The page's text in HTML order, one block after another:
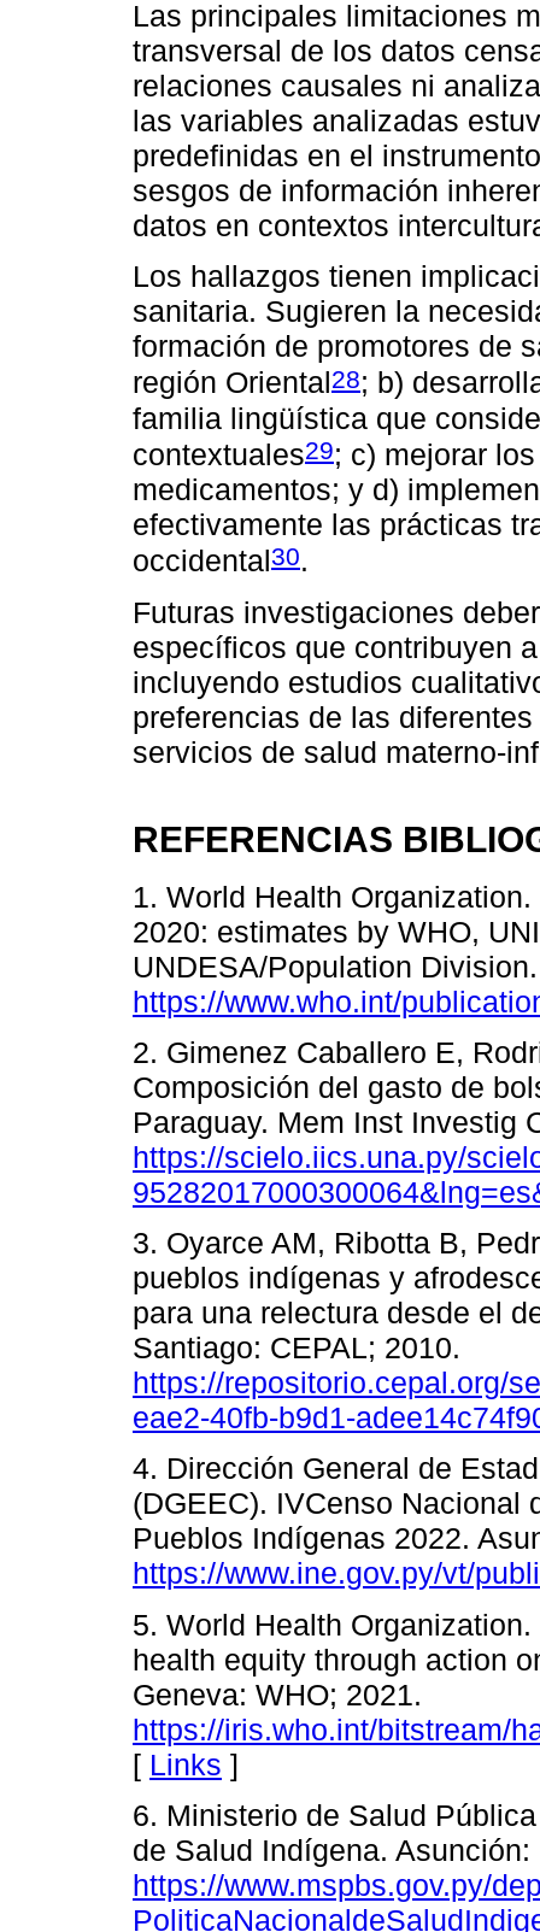
Las principales limitaciones
transversal de los datos
relaciones causales ni
las variables analizadas
predefinidas en el
sesgos de información
datos en contextos
Los hallazgos tienen
sanitaria. Sugieren la
formación de promotores de
región Oriental28; b)
familia lingüística que
contextuales29; c) mejorar
medicamentos; y d)
efectivamente las prácticas
occidental30.
Futuras investigaciones
específicos que contribuyen
incluyendo estudios
preferencias de las
servicios de salud materno-
REFERENCIAS
1. World Health
2020: estimates by WHO,
UNDESA/Population
https://www.who.int/
2. Gimenez Caballero E,
Composición del gasto de
Paraguay. Mem Inst Investig
https://scielo.iics.una.py/
3. Oyarce AM, Ribotta B,
pueblos indígenas y
para una relectura desde el
Santiago: CEPAL; 2010.
https://repositorio.cepal.org/
eae2-40fb-b9d1-
4. Dirección General de
(DGEEC). IVCenso Nacional
Pueblos Indígenas 2022.
https://www.ine.gov.py/vt/
5. World Health
health equity through action
Geneva: WHO; 2021.
https://iris.who.int/bitstream/
[ Links ]
6. Ministerio de Salud
de Salud Indígena.
https://www.mspbs.gov.py/